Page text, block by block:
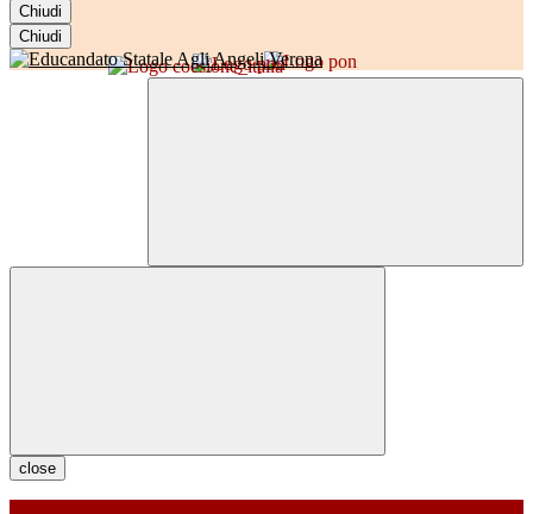
Chiudi
Chiudi
close